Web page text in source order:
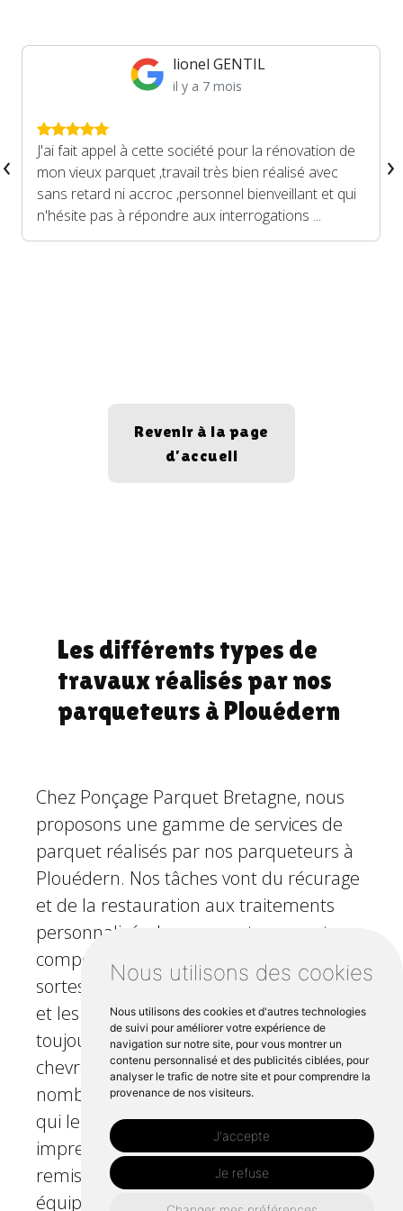
Nous utilisons des cookies
Nous utilisons des cookies et d'autres technologies
de suivi pour améliorer votre expérience de
navigation sur notre site, pour vous montrer un
contenu personnalisé et des publicités ciblées, pour
analyser le trafic de notre site et pour comprendre la
provenance de nos visiteurs.
J'accepte
Je refuse
lionel GENTIL
il y a 7 mois
J'ai fait appel à cette société pour la rénovation de
mon vieux parquet ,travail très bien réalisé avec
sans retard ni accroc ,personnel bienveillant et qui
n'hésite pas à répondre aux interrogations ...
‹ ›
Revenir à la page
d’accueil
Les différents types de
travaux réalisés par nos
parqueteurs à Plouédern
Chez Ponçage Parquet Bretagne, nous
proposons une gamme de services de
parquet réalisés par nos parqueteurs à
Plouédern. Nos tâches vont du récurage
et de la restauration aux traitements
personnalisés. Les parqueteurs sont
compétents pour remettre à neuf toutes
sortes de sols, y compris les sols stratifiés
et les sols en vinyle, avec une finition
toujours impeccable. Ces artisans
chevronnés ont travaillé sur de
nombreux projets, petits et grands, ce
qui leur a permis de constituer un
impressionnant portefeuille de sols
remis à neuf dans tout le Finistère. Notre
équipe s'attache à comprendre les